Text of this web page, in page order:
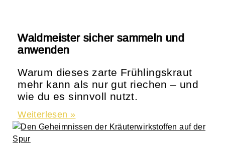
Waldmeister sicher sammeln und
anwenden
Warum dieses zarte Frühlingskraut
mehr kann als nur gut riechen – und
wie du es sinnvoll nutzt.
Weiterlesen »